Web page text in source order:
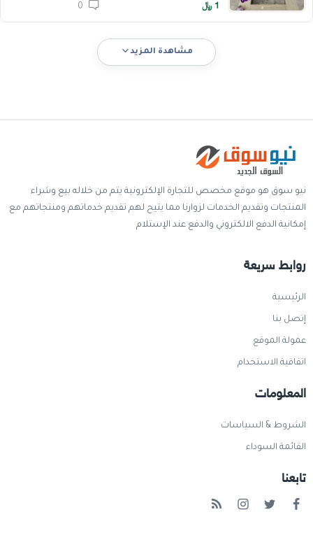
1 ﷼
مشاهدة المزيد
نيو سوق هو موقع مخصص للتجارة الإلكترونية يتم من خلاله بيع وشراء
المنتجات وتقديم الخدمات لزوارنا مما يتيح لهم تقديم خدماتهم ومنتجاتهم مع
إمكانية الدفع الالكتروني والدفع عند الإستلام
روابط سريعة
الرئيسية
إتصل بنا
عمولة الموقع
اتفاقية الاستخدام
المعلومات
الشروط & السياسات
القائمة السوداء
تابعنا